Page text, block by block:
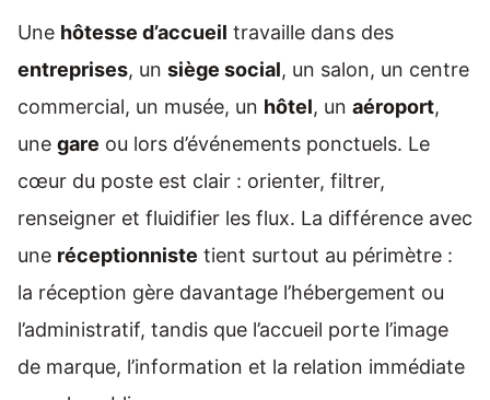
Une hôtesse d’accueil travaille dans des
entreprises, un siège social, un salon, un centre
commercial, un musée, un hôtel, un aéroport,
une gare ou lors d’événements ponctuels. Le
cœur du poste est clair : orienter, filtrer,
renseigner et fluidifier les flux. La différence avec
une réceptionniste tient surtout au périmètre :
la réception gère davantage l’hébergement ou
l’administratif, tandis que l’accueil porte l’image
de marque, l’information et la relation immédiate